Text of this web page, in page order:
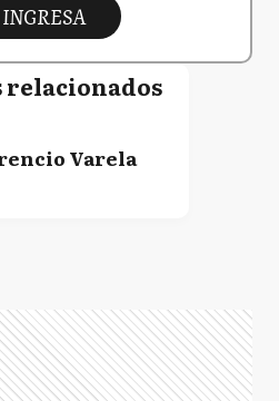
INGRESA
Varela